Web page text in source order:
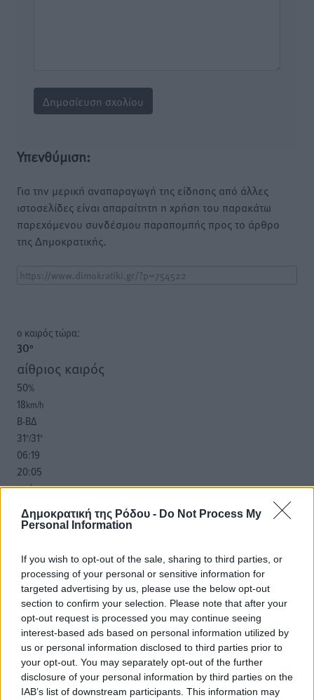
Δημοκρατική της Ρόδου - Do Not Process My
Personal Information
If you wish to opt-out of the sale, sharing to third parties, or
processing of your personal or sensitive information for
targeted advertising by us, please use the below opt-out
section to confirm your selection. Please note that after your
opt-out request is processed you may continue seeing
interest-based ads based on personal information utilized by
us or personal information disclosed to third parties prior to
your opt-out. You may separately opt-out of the further
disclosure of your personal information by third parties on the
IAB’s list of downstream participants. This information may
Υπενθύμιση:
Για την μερική αναπαραγωγή της είδησης από άλλες
ιστοσελίδες είναι απαραίτητη η χρήση του παρακάτω
παρεχόμενου συνδέσμου παραπομπής προς το άρθρο
της Δημοκρατικής.
o καιρός τώρα:
30°
αίθριος καιρός
50%
18km/h
Β-ΒΔ
31°/31°
06:19
20:05
πρόγνωση:
ΔΕ
ΤΡ
28°
ΤΕ
29°
ΠΕ